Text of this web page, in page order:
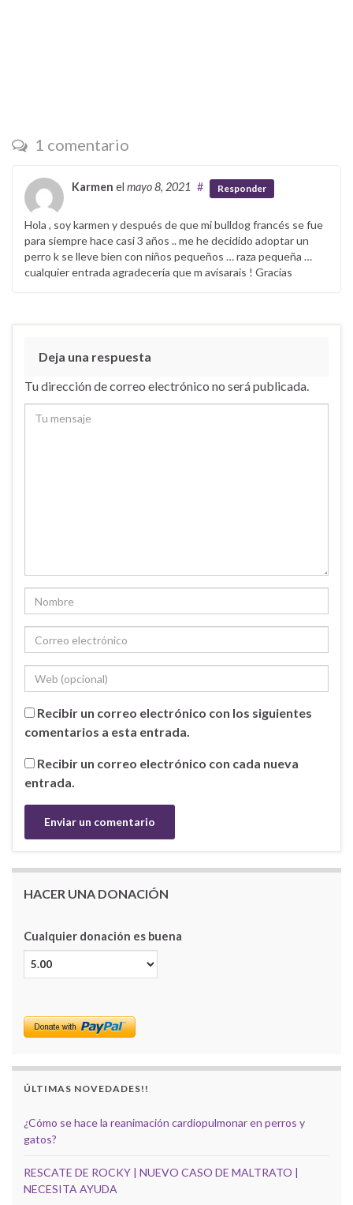
1 comentario
Karmen el mayo 8, 2021 # Responder
Hola , soy karmen y después de que mi bulldog francés se fue
para siempre hace casi 3 años .. me he decidido adoptar un
perro k se lleve bien con niños pequeños … raza pequeña …
cualquier entrada agradecería que m avisarais ! Gracias
Deja una respuesta
Tu dirección de correo electrónico no será publicada.
Recibir un correo electrónico con los siguientes
comentarios a esta entrada.
Recibir un correo electrónico con cada nueva
entrada.
HACER UNA DONACIÓN
Cualquier donación es buena
ÚLTIMAS NOVEDADES!!
¿Cómo se hace la reanimación cardiopulmonar en perros y
gatos?
RESCATE DE ROCKY | NUEVO CASO DE MALTRATO |
NECESITA AYUDA